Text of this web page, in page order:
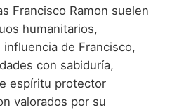
Francisco Ramon suelen
humanitarios,
de Francisco,
con sabiduría,
espíritu protector
valorados por su